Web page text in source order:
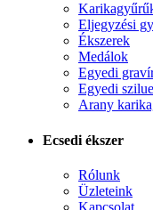
Eljegyzési
Ékszerek
Medálok
Egyedi
Egyedi
Arany
Ecsedi ékszer
Rólunk
Üzleteink
Kapcsolat